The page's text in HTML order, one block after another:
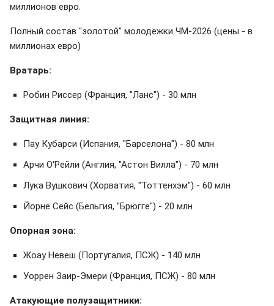
миллионов евро.
Полный состав "золотой" молодежки ЧМ-2026 (цены - в
миллионах евро)
Вратарь:
Робин Риссер (Франция, "Ланс") - 30 млн
Защитная линия:
Пау Кубарси (Испания, "Барселона") - 80 млн
Арчи О'Рейли (Англия, "Астон Вилла") - 70 млн
Лука Вушкович (Хорватия, "Тоттенхэм") - 60 млн
Йорне Сейс (Бельгия, "Брюгге") - 20 млн
Опорная зона:
Жоау Невеш (Португалия, ПСЖ) - 140 млн
Уоррен Заир-Эмери (Франция, ПСЖ) - 80 млн
Атакующие полузащитники: